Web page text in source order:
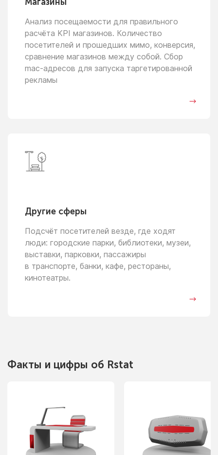
Анализ посещаемости для правильного
расчёта KPI магазинов. Количество
посетителей и прошедших мимо, конверсия,
сравнение магазинов между собой. Сбор
mac-адресов для запуска таргетированной
рекламы
Другие сферы
Подсчёт посетителей везде, где ходят
люди: городские парки, библиотеки, музеи,
выставки, парковки, пассажиры
в транспорте, банки, кафе, рестораны,
кинотеатры.
Факты и цифры об Rstat